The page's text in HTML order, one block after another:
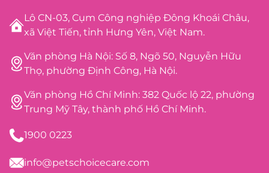
Lô CN-03, Cụm Công nghiệp Đông Khoái Châu,
xã Việt Tiến, tỉnh Hưng Yên, Việt Nam.
Văn phòng Hà Nội: Số 8, Ngõ 50, Nguyễn Hữu
Thọ, phường Định Công, Hà Nội.
Văn phòng Hồ Chí Minh: 382 Quốc lộ 22, phường
Trung Mỹ Tây, thành phố Hồ Chí Minh.
1900 0223
info@petschoicecare.com